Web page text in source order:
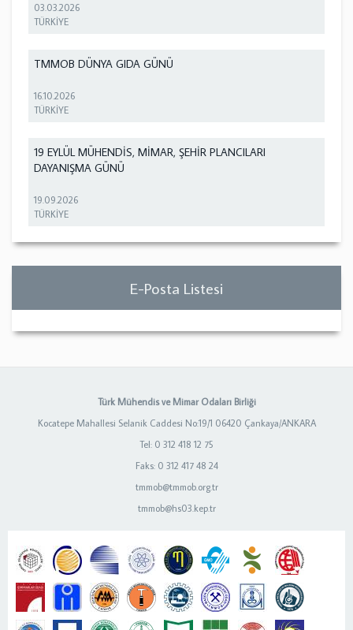
03.03.2026
TÜRKİYE
TMMOB DÜNYA GIDA GÜNÜ
16.10.2026
TÜRKİYE
19 EYLÜL MÜHENDİS, MİMAR, ŞEHİR PLANCILARI
DAYANIŞMA GÜNÜ
19.09.2026
TÜRKİYE
E-Posta Listesi
Türk Mühendis ve Mimar Odaları Birliği
Kocatepe Mahallesi Selanik Caddesi No:19/1 06420 Çankaya/ANKARA
Tel: 0 312 418 12 75
Faks: 0 312 417 48 24
tmmob@tmmob.org.tr
tmmob@hs03.kep.tr